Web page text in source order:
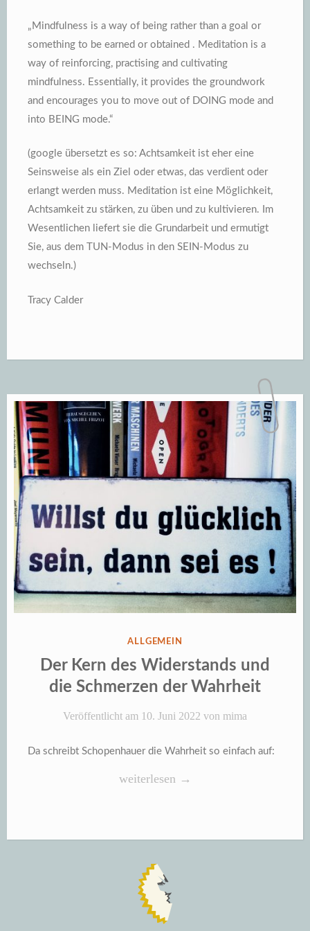
„Mindfulness is a way of being rather than a goal or
something to be earned or obtained . Meditation is a
way of reinforcing, practising and cultivating
mindfulness. Essentially, it provides the groundwork
and encourages you to move out of DOING mode and
into BEING mode.“
(google übersetzt es so: Achtsamkeit ist eher eine
Seinsweise als ein Ziel oder etwas, das verdient oder
erlangt werden muss. Meditation ist eine Möglichkeit,
Achtsamkeit zu stärken, zu üben und zu kultivieren. Im
Wesentlichen liefert sie die Grundarbeit und ermutigt
Sie, aus dem TUN-Modus in den SEIN-Modus zu
wechseln.)
Tracy Calder
VERÖFFENTLICHT
ALLGEMEIN
Der Kern des Widerstands und
die Schmerzen der Wahrheit
Veröffentlicht am 10. Juni 2022 von mima
Da schreibt Schopenhauer die Wahrheit so einfach auf:
„Der
Widerstands
Schmerzen
weiterlesen →